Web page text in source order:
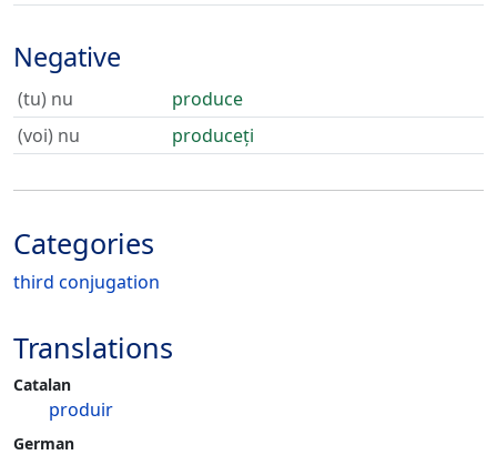
Negative
(tu) nu
produce
(voi) nu
produceți
Categories
third conjugation
Translations
Catalan
produir
German